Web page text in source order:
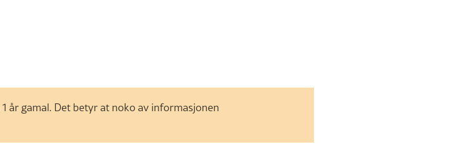
år gamal. Det betyr at noko av informasjonen